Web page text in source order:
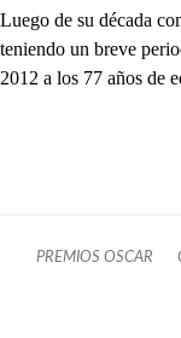
Luego de su década
teniendo un breve
2012 a los 77 años de
PREMIOS OSCAR